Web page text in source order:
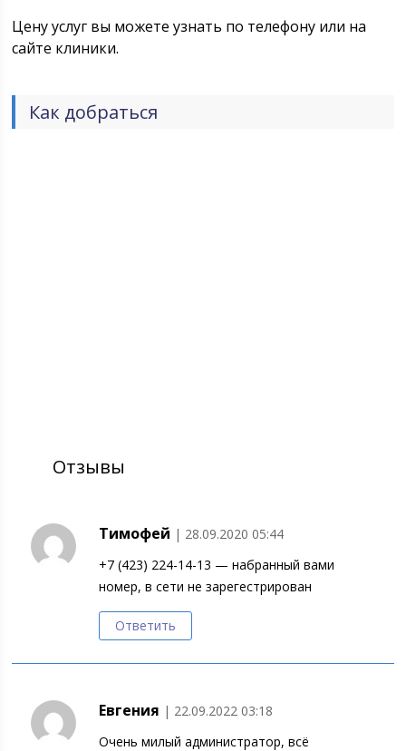
Цену услуг вы можете узнать по телефону или на
сайте клиники.
Как добраться
Отзывы
Тимофей | 28.09.2020 05:44
+7 (423) 224-14-13 — набранный вами
номер, в сети не зарегестрирован
Ответить
Евгения | 22.09.2022 03:18
Очень милый администратор, всё